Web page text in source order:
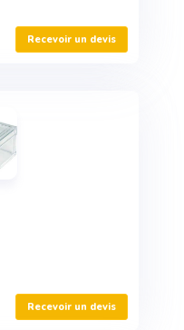
Recevoir un devis
Recevoir un devis